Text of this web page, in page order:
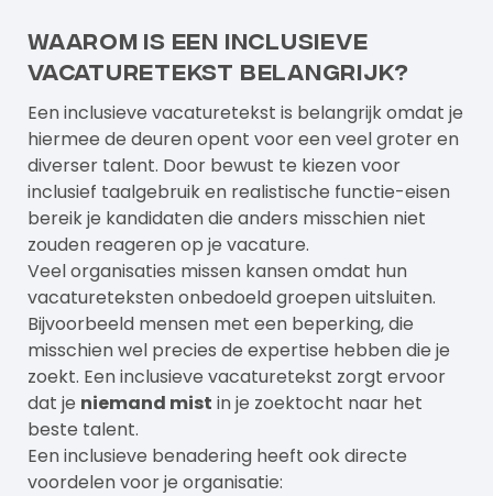
Waarom is een inclusieve
vacaturetekst belangrijk?
Een inclusieve vacaturetekst is belangrijk omdat je
hiermee de deuren opent voor een veel groter en
diverser talent. Door bewust te kiezen voor
inclusief taalgebruik en realistische functie-eisen
bereik je kandidaten die anders misschien niet
zouden reageren op je vacature.
Veel organisaties missen kansen omdat hun
vacatureteksten onbedoeld groepen uitsluiten.
Bijvoorbeeld mensen met een beperking, die
misschien wel precies de expertise hebben die je
zoekt. Een inclusieve vacaturetekst zorgt ervoor
dat je niemand mist in je zoektocht naar het
beste talent.
Een inclusieve benadering heeft ook directe
voordelen voor je organisatie: